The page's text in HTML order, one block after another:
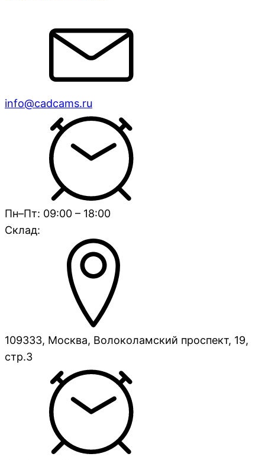
info@cadcams.ru
Пн–Пт: 09:00 – 18:00
Склад:
109333, Москва, Волоколамский проспект, 19,
стр.3